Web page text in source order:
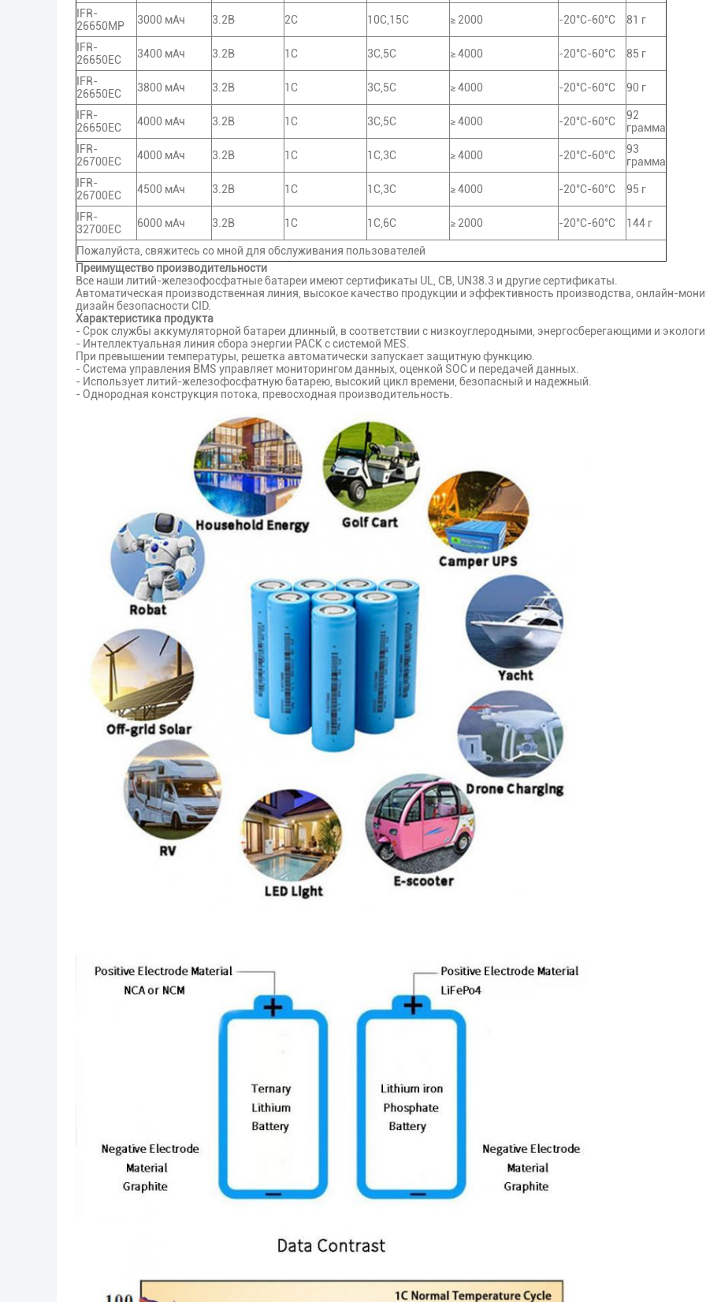
IFR-
26650MP
3000 мАч 3.2В 2С 10C,15C ≥ 2000 -20°C-60°C 81 г
IFR-
26650EC
3400 мАч 3.2В 1С 3C,5C ≥ 4000 -20°C-60°C 85 г
IFR-
26650EC
3800 мАч 3.2В 1С 3C,5C ≥ 4000 -20°C-60°C 90 г
IFR-
26650EC
4000 мАч 3.2В 1С 3C,5C ≥ 4000 -20°C-60°C
92
грамма
IFR-
26700EC
4000 мАч 3.2В 1С 1С,3С ≥ 4000 -20°C-60°C
93
грамма
IFR-
26700EC
4500 мАч 3.2В 1С 1С,3С ≥ 4000 -20°C-60°C 95 г
IFR-
32700EC
6000 мАч 3.2В 1С 1С,6С ≥ 2000 -20°C-60°C 144 г
Пожалуйста, свяжитесь со мной для обслуживания пользователей
Преимущество производительности
Все наши литий-железофосфатные батареи имеют сертификаты UL, CB, UN38.3 и другие сертификаты.
Автоматическая производственная линия, высокое качество продукции и эффективность производства, онлайн-
дизайн безопасности CID.
Характеристика продукта
- Срок службы аккумуляторной батареи длинный, в соответствии с низкоуглеродными, энергосберегающими и
- Интеллектуальная линия сбора энергии PACK с системой MES.
При превышении температуры, решетка автоматически запускает защитную функцию.
- Система управления BMS управляет мониторингом данных, оценкой SOC и передачей данных.
- Использует литий-железофосфатную батарею, высокий цикл времени, безопасный и надежный.
- Однородная конструкция потока, превосходная производительность.